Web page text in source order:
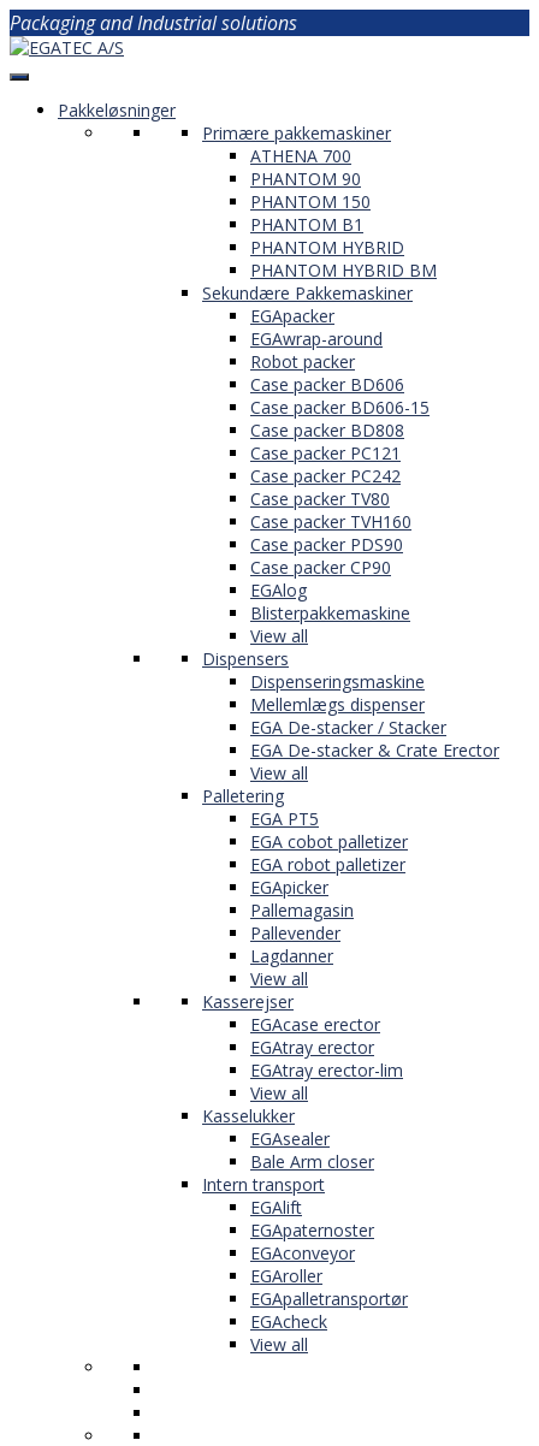
Packaging and Industrial solutions
Pakkeløsninger
Primære pakkemaskiner
ATHENA 700
PHANTOM 90
PHANTOM 150
PHANTOM B1
PHANTOM HYBRID
PHANTOM HYBRID BM
Sekundære Pakkemaskiner
EGApacker
EGAwrap-around
Robot packer
Case packer BD606
Case packer BD606-15
Case packer BD808
Case packer PC121
Case packer PC242
Case packer TV80
Case packer TVH160
Case packer PDS90
Case packer CP90
EGAlog
Blisterpakkemaskine
View all
Dispensers
Dispenseringsmaskine
Mellemlægs dispenser
EGA De-stacker / Stacker
EGA De-stacker & Crate Erector
View all
Palletering
EGA PT5
EGA cobot palletizer
EGA robot palletizer
EGApicker
Pallemagasin
Pallevender
Lagdanner
View all
Kasserejser
EGAcase erector
EGAtray erector
EGAtray erector-lim
View all
Kasselukker
EGAsealer
Bale Arm closer
Intern transport
EGAlift
EGApaternoster
EGAconveyor
EGAroller
EGApalletransportør
EGAcheck
View all